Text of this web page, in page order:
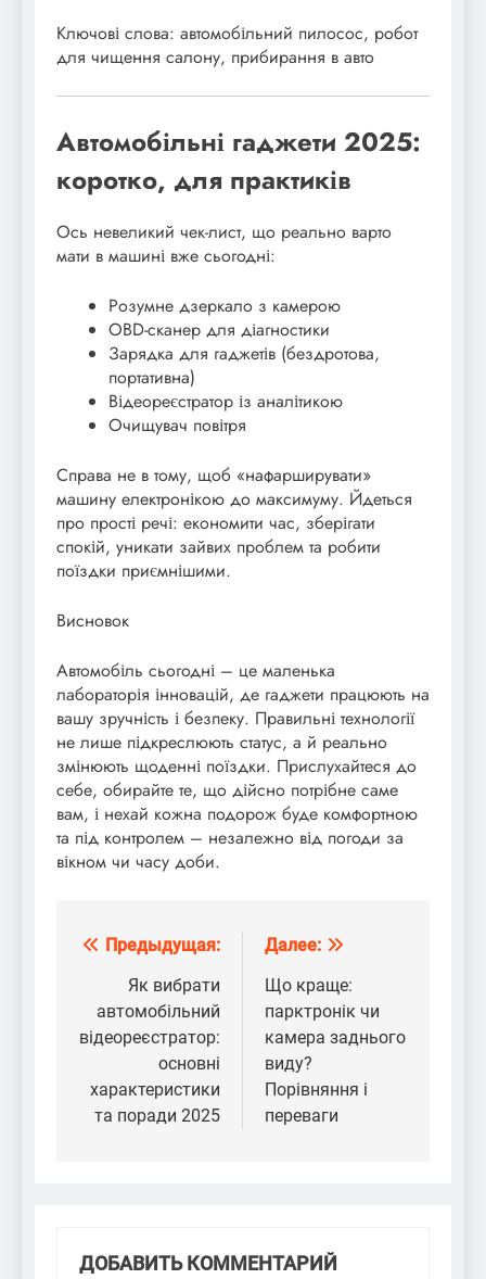
Ключові слова: автомобільний пилосос, робот
для чищення салону, прибирання в авто
Автомобільні гаджети 2025:
коротко, для практиків
Ось невеликий чек-лист, що реально варто
мати в машині вже сьогодні:
Розумне дзеркало з камерою
OBD-сканер для діагностики
Зарядка для гаджетів (бездротова,
портативна)
Відеореєстратор із аналітикою
Очищувач повітря
Справа не в тому, щоб «нафарширувати»
машину електронікою до максимуму. Йдеться
про прості речі: економити час, зберігати
спокій, уникати зайвих проблем та робити
поїздки приємнішими.
Висновок
Автомобіль сьогодні – це маленька
лабораторія інновацій, де гаджети працюють на
вашу зручність і безпеку. Правильні технології
не лише підкреслюють статус, а й реально
змінюють щоденні поїздки. Прислухайтеся до
себе, обирайте те, що дійсно потрібне саме
вам, і нехай кожна подорож буде комфортною
та під контролем – незалежно від погоди за
вікном чи часу доби.
Навигация
записям
Предыдущая:
Як вибрати
автомобільний
відеореєстратор:
основні
характеристики
та поради 2025
Далее:
Що краще:
парктронік чи
камера заднього
виду?
Порівняння і
переваги
ДОБАВИТЬ КОММЕНТАРИЙ